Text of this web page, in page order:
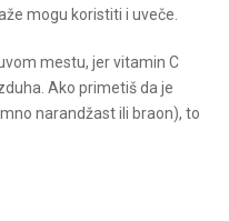
mogu koristiti i uveče.
mestu, jer vitamin C
Ako primetiš da je
narandžast ili braon), to